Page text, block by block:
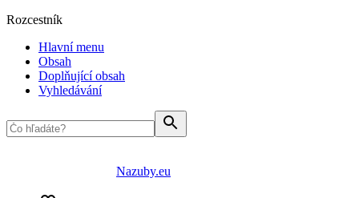
Rozcestník
Hlavní menu
Obsah
Doplňující obsah
Vyhledávání
Nazuby.eu